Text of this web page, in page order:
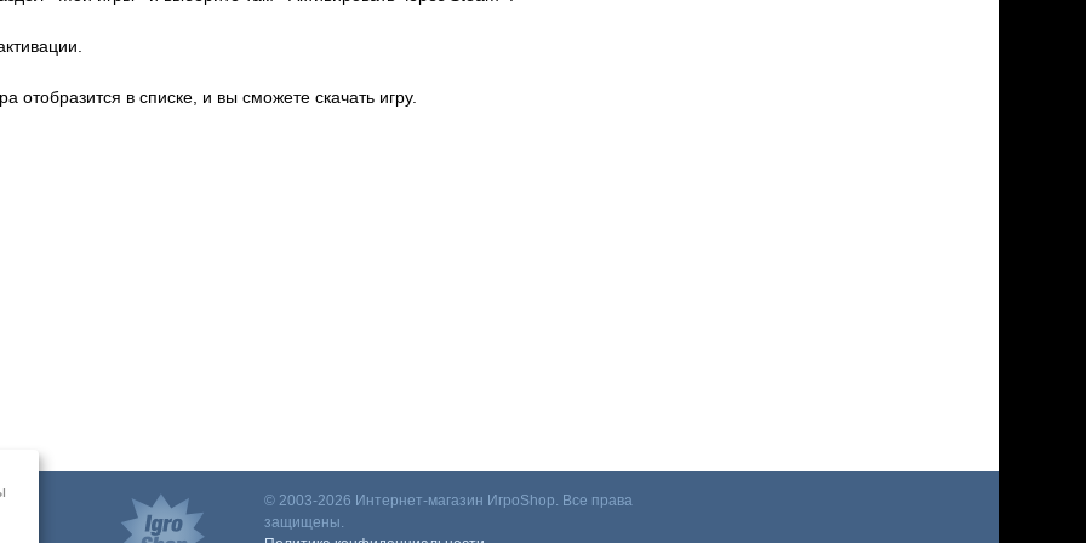
отобразится в списке, и вы сможете скачать игру.
© 2003-2026 Интернет-магазин ИгроShop. Все права
защищены.